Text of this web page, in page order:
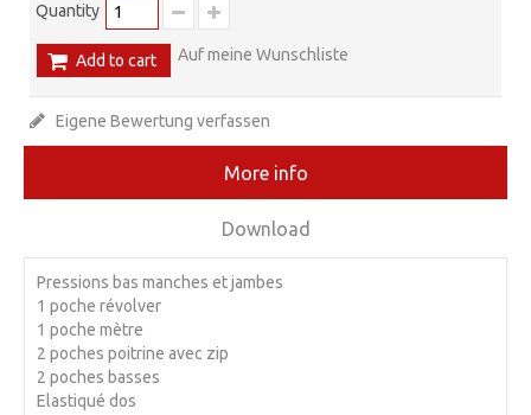
Quantity
Add to cart Auf meine Wunschliste
Eigene Bewertung verfassen
More info
Download
Pressions bas manches et jambes
1 poche révolver
1 poche mètre
2 poches poitrine avec zip
2 poches basses
Elastiqué dos